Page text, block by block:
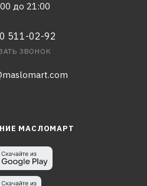
до 21:00
511-02-92
ЗВОНОК
МАСЛОМАРТ